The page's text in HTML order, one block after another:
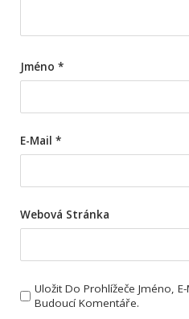
Jméno *
E-Mail *
Webová Stránka
Uložit Do Prohlížeče Jméno,
Budoucí Komentáře.